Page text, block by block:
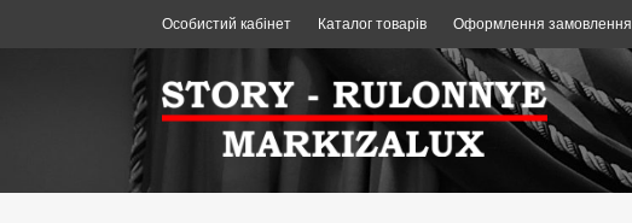
Особистий кабінет Каталог товарів Оформлення замовлення